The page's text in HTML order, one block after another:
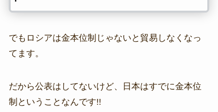
でもロシアは金本位制じゃないと貿易しなくなっ
てます。
だから公表はしてないけど、日本はすでに金本位
制ということなんです!!